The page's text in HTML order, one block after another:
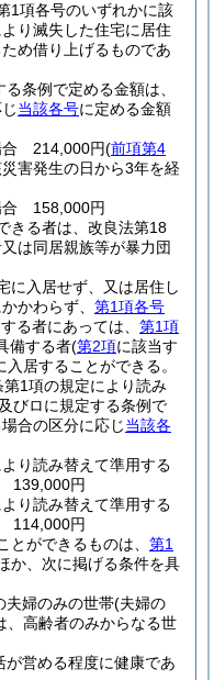
1項各号のいずれかに該
り滅失した住宅に居住
め借り上げるものであ
条例で定める金額は、
当該各号に定める金額
合 214,000円(前項第4
害発生の日から3年を経
合 158,000円
きる者は、改良法第18
は同居親族等が暴力団
に入居せず、又は居住し
かわらず、 第1項各号
る者にあっては、 第1項
備する者(第2項に該当す
居することができる。
1項の規定により読み
びロに規定する条例で
合の区分に応じ当該各
り読み替えて準用する
139,000円
り読み替えて準用する
114,000円
ができるものは、 第1
か、次に掲げる条件を具
夫婦のみの世帯(夫婦の
、高齢者のみからなる世
が営める程度に健康であ